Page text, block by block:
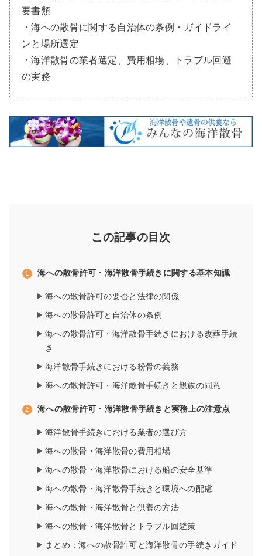
要書類
・海への散骨に関する自治体の条例・ガイドライ
ンと場所選定
・海洋散骨の業者選定、費用相場、トラブル回避
の実務
この記事の目次
海への散骨許可・海洋散骨手続きに関する基本知識
海への散骨許可の要否と法律の関係
海への散骨許可と自治体の条例
海への散骨許可・海洋散骨手続きにおける改葬手続
き
海洋散骨手続きにおける粉骨の義務
海への散骨許可・海洋散骨手続きと親族の同意
海への散骨許可・海洋散骨手続きと実務上の注意点
海洋散骨手続きにおける業者の選び方
海への散骨・海洋散骨の費用相場
海への散骨・海洋散骨における船の安全基準
海への散骨・海洋散骨手続きと環境への配慮
海への散骨・海洋散骨と供養の方法
海への散骨・海洋散骨とトラブル回避策
まとめ：海への散骨許可と海洋散骨の手続きガイド